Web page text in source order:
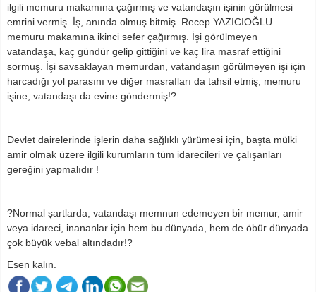
ilgili memuru makamına çağırmış ve vatandaşın işinin görülmesi
emrini vermiş. İş, anında olmuş bitmiş. Recep YAZICIOĞLU
memuru makamına ikinci sefer çağırmış. İşi görülmeyen
vatandaşa, kaç gündür gelip gittiğini ve kaç lira masraf ettiğini
sormuş. İşi savsaklayan memurdan, vatandaşın görülmeyen işi için
harcadığı yol parasını ve diğer masrafları da tahsil etmiş, memuru
işine, vatandaşı da evine göndermiş!?
Devlet dairelerinde işlerin daha sağlıklı yürümesi için, başta mülki
amir olmak üzere ilgili kurumların tüm idarecileri ve çalışanları
gereğini yapmalıdır !
?Normal şartlarda, vatandaşı memnun edemeyen bir memur, amir
veya idareci, inananlar için hem bu dünyada, hem de öbür dünyada
çok büyük vebal altındadır!?
Esen kalın.